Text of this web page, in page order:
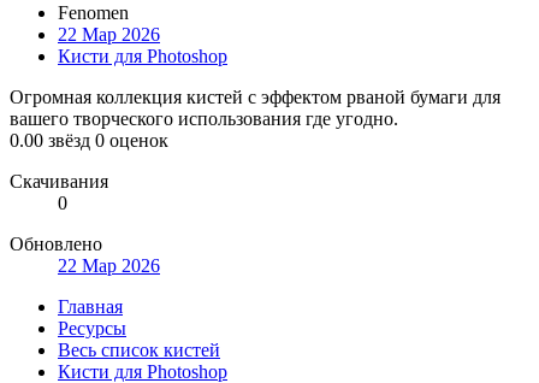
Fenomen
22 Мар 2026
Кисти для Photoshop
Огромная коллекция кистей с эффектом рваной бумаги для
вашего творческого использования где угодно.
0.00 звёзд 0 оценок
Скачивания
0
Обновлено
22 Мар 2026
Главная
Ресурсы
Весь список кистей
Кисти для Photoshop